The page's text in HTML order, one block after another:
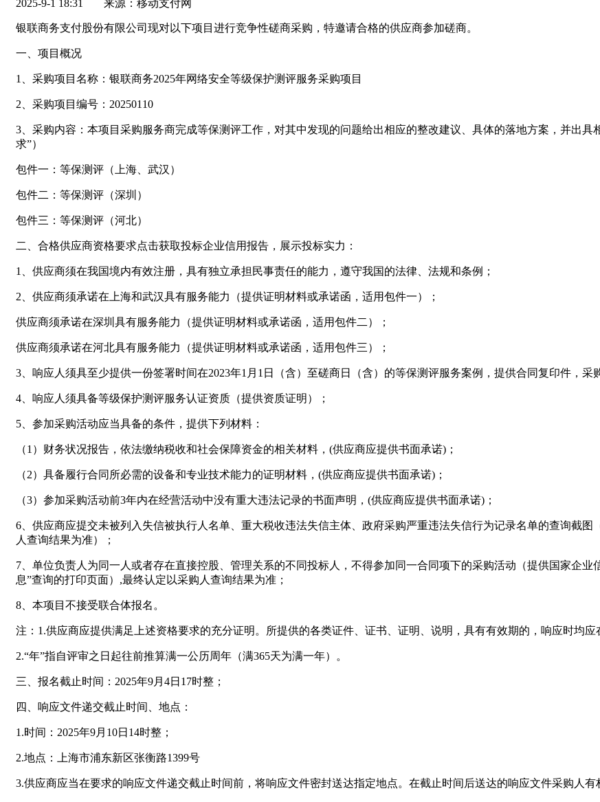
2025-9-1 18:31 来源：移动支付网
银联商务支付股份有限公司现对以下项目进行竞争性磋商采购，特邀请合格的供应商参加磋商。
一、项目概况
1、采购项目名称：银联商务2025年网络安全等级保护测评服务采购项目
2、采购项目编号：20250110
3、采购内容：本项目采购服务商完成等保测评工作，对其中发现的问题给出相应的整改建议、具体的落地方案，并出
求”）
包件一：等保测评（上海、武汉）
包件二：等保测评（深圳）
包件三：等保测评（河北）
二、合格供应商资格要求点击获取投标企业信用报告，展示投标实力：
1、供应商须在我国境内有效注册，具有独立承担民事责任的能力，遵守我国的法律、法规和条例；
2、供应商须承诺在上海和武汉具有服务能力（提供证明材料或承诺函，适用包件一）；
供应商须承诺在深圳具有服务能力（提供证明材料或承诺函，适用包件二）；
供应商须承诺在河北具有服务能力（提供证明材料或承诺函，适用包件三）；
3、响应人须具至少提供一份签署时间在2023年1月1日（含）至磋商日（含）的等保测评服务案例，提供合同复印件，采
4、响应人须具备等级保护测评服务认证资质（提供资质证明）；
5、参加采购活动应当具备的条件，提供下列材料：
（1）财务状况报告，依法缴纳税收和社会保障资金的相关材料，(供应商应提供书面承诺)；
（2）具备履行合同所必需的设备和专业技术能力的证明材料，(供应商应提供书面承诺)；
（3）参加采购活动前3年内在经营活动中没有重大违法记录的书面声明，(供应商应提供书面承诺)；
6、供应商应提交未被列入失信被执行人名单、重大税收违法失信主体、政府采购严重违法失信行为记录名单的查询截图
人查询结果为准）；
7、单位负责人为同一人或者存在直接控股、管理关系的不同投标人，不得参加同一合同项下的采购活动（提供国家企业
息”查询的打印页面）,最终认定以采购人查询结果为准；
8、本项目不接受联合体报名。
注：1.供应商应提供满足上述资格要求的充分证明。所提供的各类证件、证书、证明、说明，具有有效期的，响应时均应
2.“年”指自评审之日起往前推算满一公历周年（满365天为满一年）。
三、报名截止时间：2025年9月4日17时整；
四、响应文件递交截止时间、地点：
1.时间：2025年9月10日14时整；
2.地点：上海市浦东新区张衡路1399号
3.供应商应当在要求的响应文件递交截止时间前，将响应文件密封送达指定地点。在截止时间后送达的响应文件采购人有